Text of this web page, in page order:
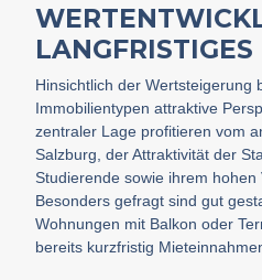
Hinsichtlich der Wertsteigerung
Immobilientypen attraktive
zentraler Lage profitieren vom
Salzburg, der Attraktivität der
Studierende sowie ihrem hohen
Besonders gefragt sind gut
Wohnungen mit Balkon oder
bereits kurzfristig